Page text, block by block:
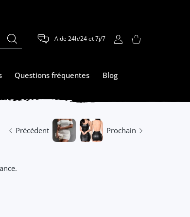
Aide 24h/24 et 7j/7 COMPTE D'UTILISATEUR
Panier
Questions fréquentes Blog
Précédent Prochain